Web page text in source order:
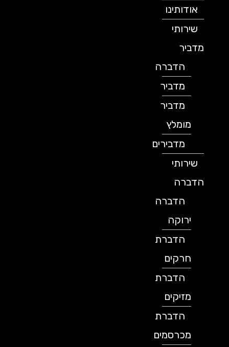
אודותינו
שירותי
מדביר
הדברה
מדביר
מדביר
מומלץ
מדבירים
שירותי
הדברה
הדברה
ירוקה
הדברת
חרקים
הדברת
מזיקים
הדברת
מכרסמים